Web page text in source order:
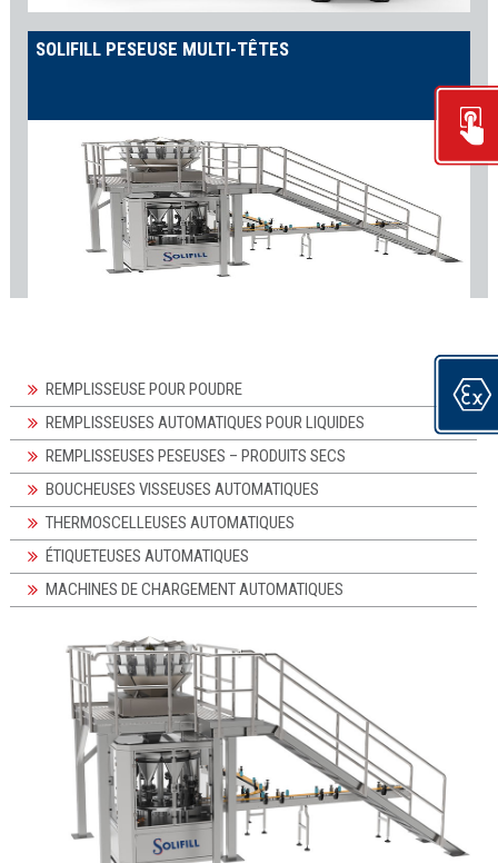
SOLIFILL PESEUSE MULTI-TÊTES
REMPLISSEUSE POUR POUDRE
REMPLISSEUSES AUTOMATIQUES POUR LIQUIDES
REMPLISSEUSES PESEUSES – PRODUITS SECS
BOUCHEUSES VISSEUSES AUTOMATIQUES
THERMOSCELLEUSES AUTOMATIQUES
ÉTIQUETEUSES AUTOMATIQUES
MACHINES DE CHARGEMENT AUTOMATIQUES